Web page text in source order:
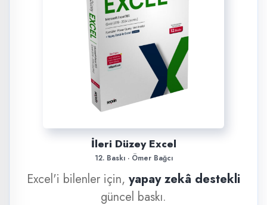
İleri Düzey Excel
12. Baskı · Ömer Bağcı
Excel'i bilenler için, yapay zekâ destekli
güncel baskı.